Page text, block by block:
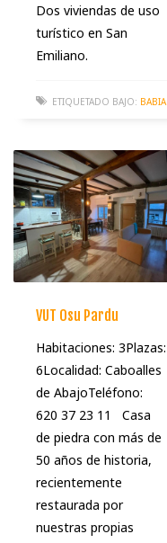
Dos viviendas de uso
turístico en San
Emiliano.
ETIQUETADO BAJO: BABIA
VUT Osu Pardu
Habitaciones: 3Plazas:
6Localidad: Caboalles
de AbajoTeléfono:
620 37 23 11 Casa
de piedra con más de
50 años de historia,
recientemente
restaurada por
nuestras propias